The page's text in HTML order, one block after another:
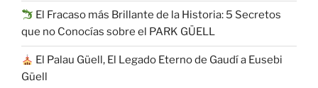
El Fracaso más Brillante de la Historia: 5 Secretos
que no Conocías sobre el PARK GÜELL
El Palau Güell, El Legado Eterno de Gaudí a Eusebi
Güell